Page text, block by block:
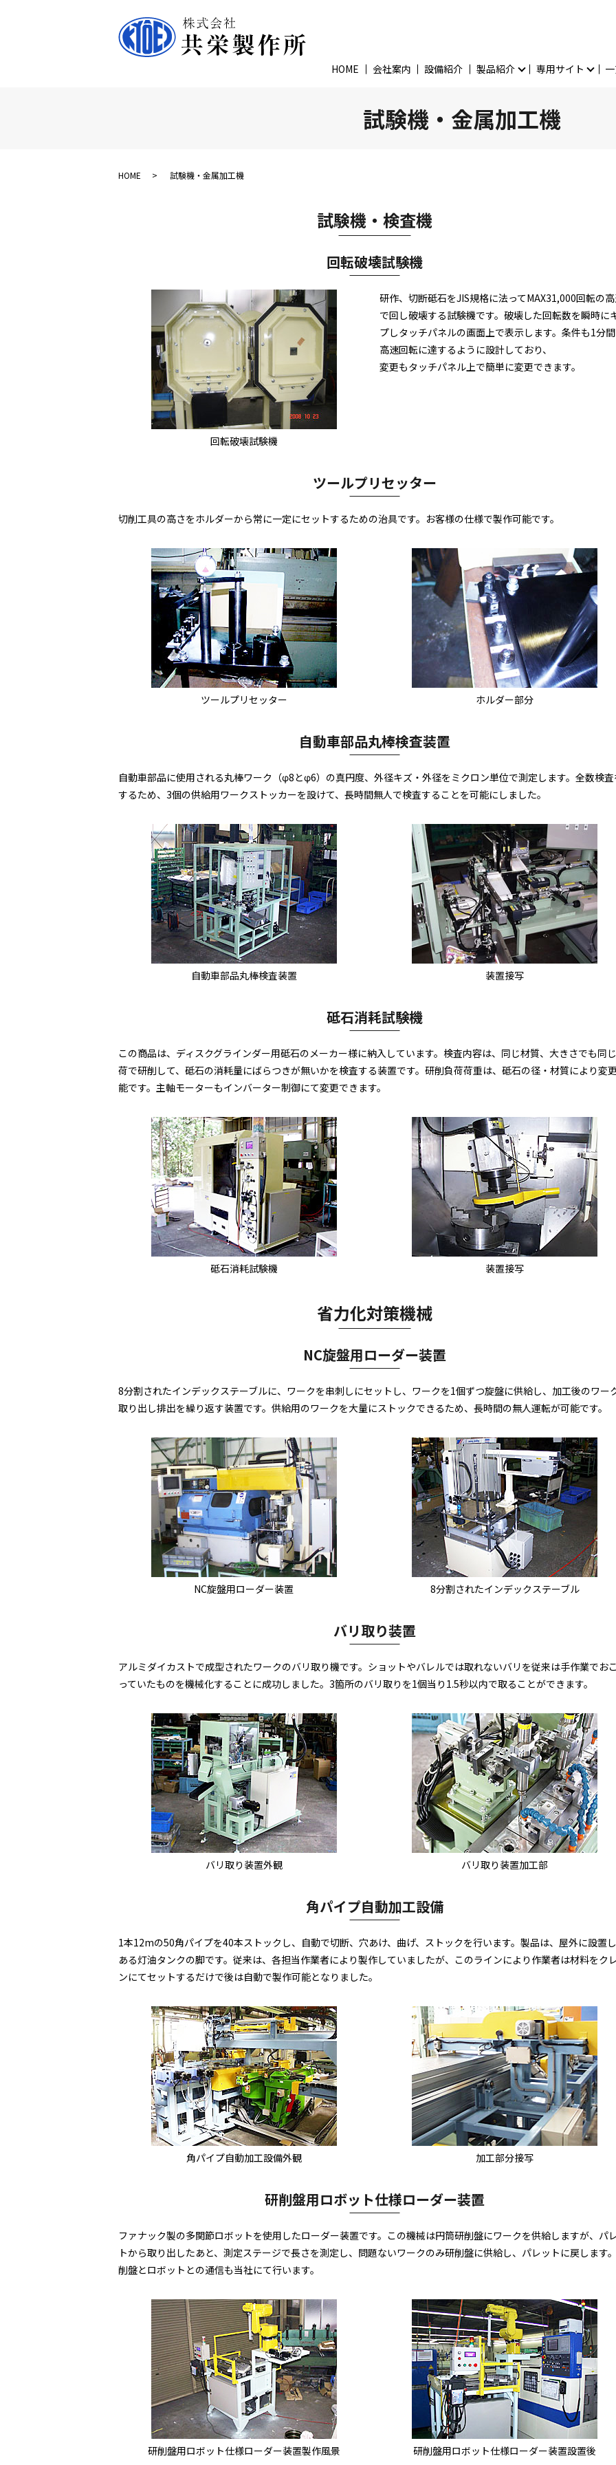
HOME 会社案内 設備紹介 製品紹介 専用サイト
試験機・金属加工機
HOME 試験機・金属加工機
試験機・検査機
回転破壊試験機
回転破壊試験機
研作、切断砥石をJIS規格に法ってMAX31,000回転の
で回し破壊する試験機です。破壊した回転数を瞬時に
プしタッチパネルの画面上で表示します。条件も1分
高速回転に達するように設計しており、
変更もタッチパネル上で簡単に変更できます。
ツールプリセッター
切削工具の高さをホルダーから常に一定にセットするための治具です。お客様の仕様で製作可能です。
ツールプリセッター ホルダー部分
自動車部品丸棒検査装置
自動車部品に使用される丸棒ワーク（φ8とφ6）の真円度、外径キズ・外径をミクロン単位で測定します。全数検
するため、3個の供給用ワークストッカーを設けて、長時間無人で検査することを可能にしました。
自動車部品丸棒検査装置 装置接写
砥石消耗試験機
この商品は、ディスクグラインダー用砥石のメーカー様に納入しています。検査内容は、同じ材質、大きさでも同
荷で研削して、砥石の消耗量にばらつきが無いかを検査する装置です。研削負荷荷重は、砥石の径・材質により変
能です。主軸モーターもインバーター制御にて変更できます。
砥石消耗試験機 装置接写
省力化対策機械
NC旋盤用ローダー装置
8分割されたインデックステーブルに、ワークを串刺しにセットし、ワークを1個ずつ旋盤に供給し、加工後のワー
取り出し排出を繰り返す装置です。供給用のワークを大量にストックできるため、長時間の無人運転が可能です。
NC旋盤用ローダー装置 8分割されたインデックステーブル
バリ取り装置
アルミダイカストで成型されたワークのバリ取り機です。ショットやバレルでは取れないバリを従来は手作業でお
っていたものを機械化することに成功しました。3箇所のバリ取りを1個当り1.5秒以内で取ることができます。
バリ取り装置外観 バリ取り装置加工部
角パイプ自動加工設備
1本12mの50角パイプを40本ストックし、自動で切断、穴あけ、曲げ、ストックを行います。製品は、屋外に設置
ある灯油タンクの脚です。従来は、各担当作業者により製作していましたが、このラインにより作業者は材料をク
ンにてセットするだけで後は自動で製作可能となりました。
角パイプ自動加工設備外観 加工部分接写
研削盤用ロボット仕様ローダー装置
ファナック製の多関節ロボットを使用したローダー装置です。この機械は円筒研削盤にワークを供給しますが、パ
トから取り出したあと、測定ステージで長さを測定し、問題ないワークのみ研削盤に供給し、パレットに戻します
削盤とロボットとの通信も当社にて行います。
研削盤用ロボット仕様ローダー装置製作風景 研削盤用ロボット仕様ローダー装置設置後